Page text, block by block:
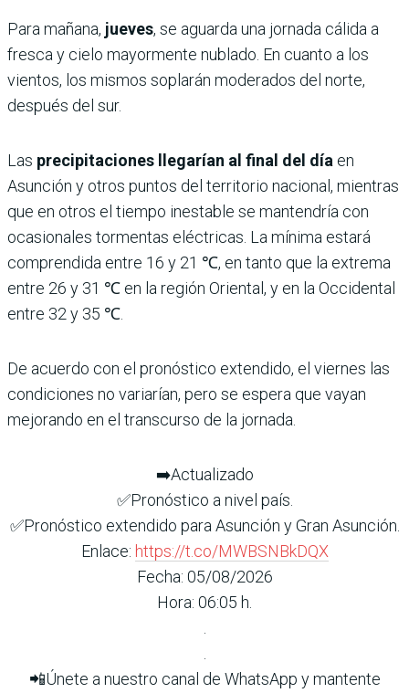
Para mañana, jueves, se aguarda una jornada cálida a
fresca y cielo mayormente nublado. En cuanto a los
vientos, los mismos soplarán moderados del norte,
después del sur.
Las precipitaciones llegarían al final del día en
Asunción y otros puntos del territorio nacional, mientras
que en otros el tiempo inestable se mantendría con
ocasionales tormentas eléctricas. La mínima estará
comprendida entre 16 y 21 ℃, en tanto que la extrema
entre 26 y 31 ℃ en la región Oriental, y en la Occidental
entre 32 y 35 ℃.
De acuerdo con el pronóstico extendido, el viernes las
condiciones no variarían, pero se espera que vayan
mejorando en el transcurso de la jornada.
➡️Actualizado
✅Pronóstico a nivel país.
✅Pronóstico extendido para Asunción y Gran Asunción.
Enlace: https://t.co/MWBSNBkDQX
Fecha: 05/08/2026
Hora: 06:05 h.
📲Únete a nuestro canal de WhatsApp y mantente